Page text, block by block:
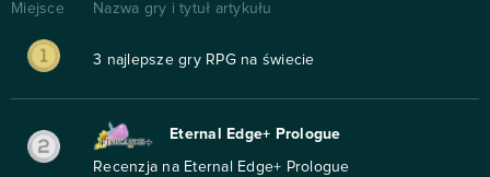
Miejsce Nazwa gry i tytuł artykułu
3 najlepsze gry RPG na świecie
Eternal Edge+ Prologue
Recenzja na Eternal Edge+ Prologue